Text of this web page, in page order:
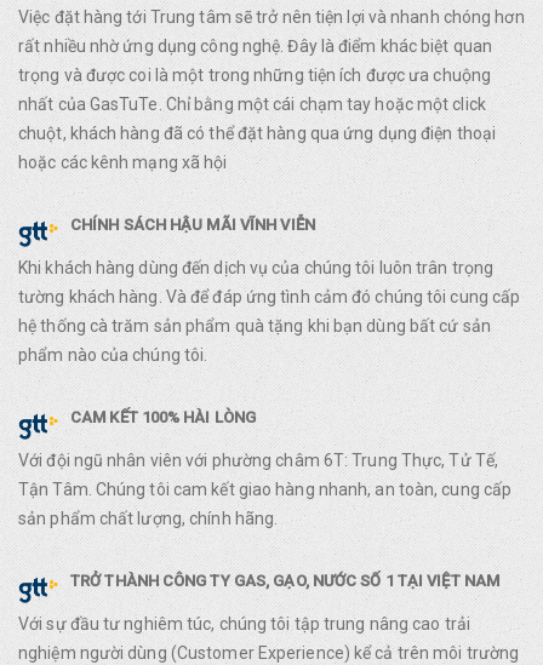
Việc đặt hàng tới Trung tâm sẽ trở nên tiện lợi và nhanh chóng hơn
rất nhiều nhờ ứng dụng công nghệ. Đây là điểm khác biệt quan
trọng và được coi là một trong những tiện ích được ưa chuộng
nhất của GasTuTe. Chỉ bằng một cái chạm tay hoặc một click
chuột, khách hàng đã có thể đặt hàng qua ứng dụng điện thoại
hoặc các kênh mạng xã hội
CHÍNH SÁCH HẬU MÃI VĨNH VIỄN
Khi khách hàng dùng đến dịch vụ của chúng tôi luôn trân trọng
tường khách hàng. Và để đáp ứng tình cảm đó chúng tôi cung cấp
hệ thống cà trăm sản phẩm quà tặng khi bạn dùng bất cứ sản
phẩm nào của chúng tôi.
CAM KẾT 100% HÀI LÒNG
Với đội ngũ nhân viên với phường châm 6T: Trung Thực, Tử Tế,
Tận Tâm. Chúng tôi cam kết giao hàng nhanh, an toàn, cung cấp
sản phẩm chất lượng, chính hãng.
TRỞ THÀNH CÔNG TY GAS, GẠO, NƯỚC SỐ 1 TẠI VIỆT NAM
Với sự đầu tư nghiêm túc, chúng tôi tập trung nâng cao trải
nghiệm người dùng (Customer Experience) kể cả trên môi trường